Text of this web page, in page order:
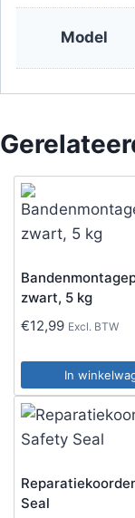
Model
zwart, 5 kg
€12,99 Excl. BTW
In
Seal